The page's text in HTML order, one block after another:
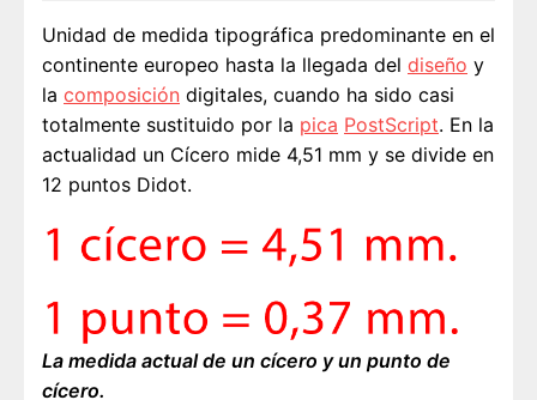
Unidad de medida tipográfica predominante en el
continente europeo hasta la llegada del diseño y
la composición digitales, cuando ha sido casi
totalmente sustituido por la pica PostScript. En la
actualidad un Cícero mide 4,51 mm y se divide en
12 puntos Didot.
La medida actual de un cícero y un punto de
cícero.